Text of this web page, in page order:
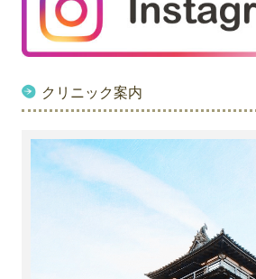
クリニック案内